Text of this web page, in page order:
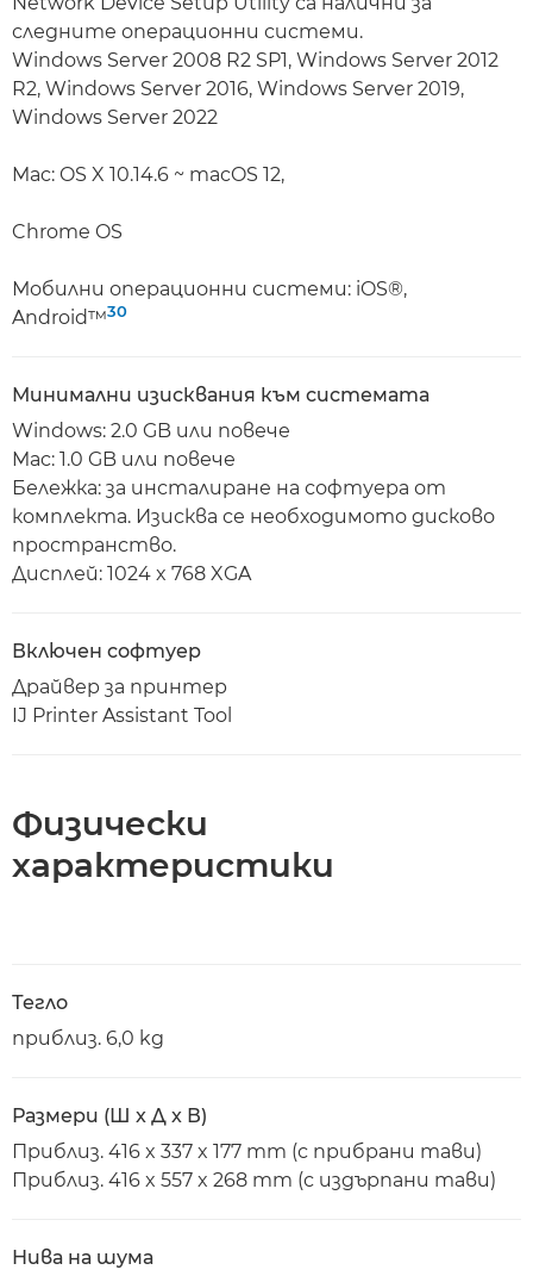
следните операционни системи.
Windows Server 2008 R2 SP1, Windows Server 2012
R2, Windows Server 2016, Windows Server 2019,
Windows Server 2022
Mac: OS X 10.14.6 ~ macOS 12,
Chrome OS
Мобилни операционни системи: iOS®,
Android™30
Минимални изисквания към системата
Windows: 2.0 GB или повече
Mac: 1.0 GB или повече
Бележка: за инсталиране на софтуера от
комплекта. Изисква се необходимото дисково
пространство.
Дисплей: 1024 x 768 XGA
Включен софтуер
Драйвер за принтер
IJ Printer Assistant Tool
Физически
характеристики
Тегло
приблиз. 6,0 kg
Размери (Ш x Д x В)
Приблиз. 416 x 337 x 177 mm (с прибрани тави)
Приблиз. 416 x 557 x 268 mm (с издърпани тави)
Нива на шума